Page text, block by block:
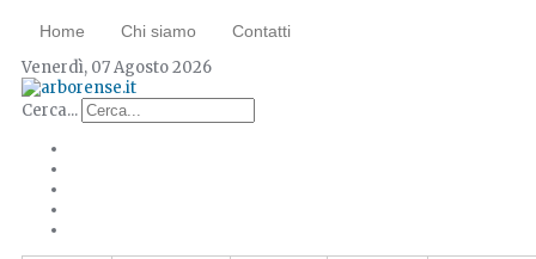
Home Chi siamo Contatti
Venerdì, 07 Agosto 2026
Cerca...